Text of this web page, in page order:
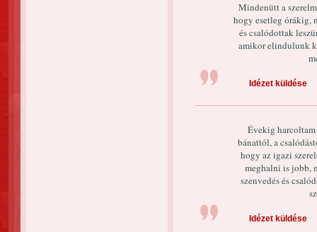
Mindenütt a
hogy esetleg órákig,
és csalódottak
amikor elindulunk
Idézet küldése
Évekig
bánattól, a
hogy az igazi
meghalni is jobb,
szenvedés és
Idézet küldése